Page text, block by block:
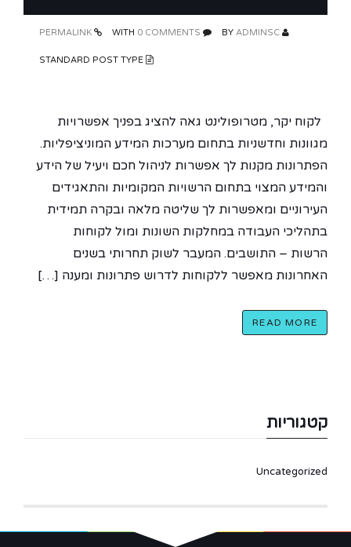
ADMINSC
0 COMMENTS
לקוח יקר, מטרופולינט גאה להציג בפניך אפשרויות
מגוונות וחדשניות בתחום מערכות המידע המוניציפליות.
הפתרונות מקנות לך אפשרות לניהול חכם ויעיל של הידע
והמידע המצוי בתחום הרשויות המקומיות והתאגידים
העירוניים ומאפשרות לך שליטה מלאה ובקרה תמידית
בתהליכי העבודה במחלקות השונות ומול לקוחות
הרשות – התושבים. המעבר לשוק תחרותי בשנים
האחרונות מאפשר ללקוחות לדרוש פתרונות ומענה […]
READ MORE
קטגוריות
Uncategorized